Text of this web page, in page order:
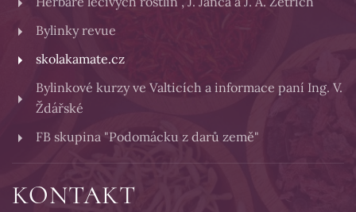
Bylinky revue
skolakamate.cz
Bylinkové kurzy ve Valticích a informace paní Ing. V.
Ždářské
FB skupina "Podomácku z darů země"
KONTAKT